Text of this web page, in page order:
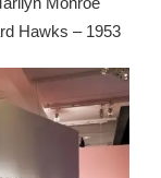
Hawks – 1953